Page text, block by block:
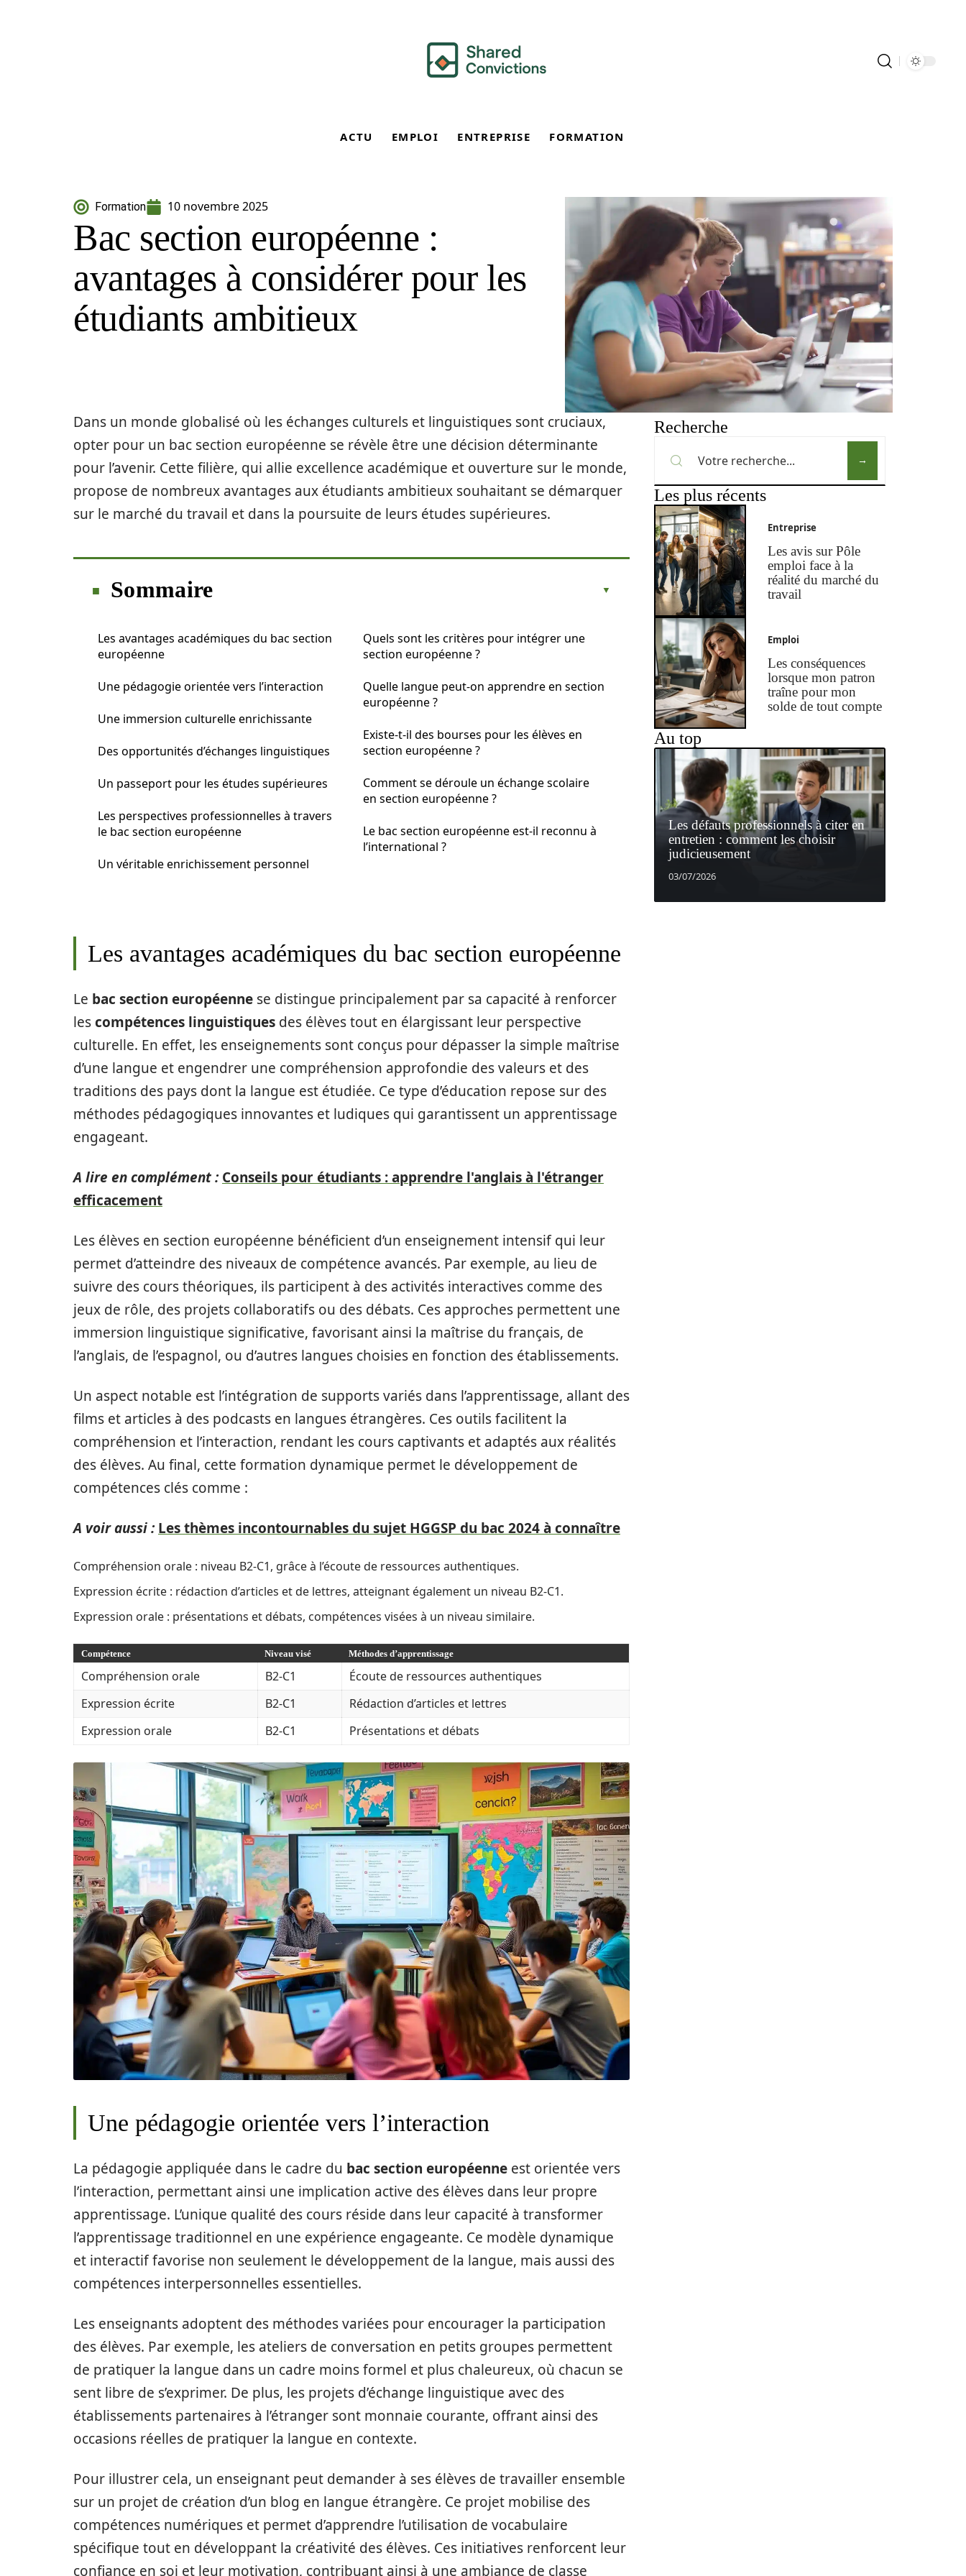
ACTU EMPLOI ENTREPRISE FORMATION
Formation 10 novembre 2025
Bac section européenne :
avantages à considérer pour les
étudiants ambitieux
Dans un monde globalisé où les échanges culturels et linguistiques sont cruciaux,
opter pour un bac section européenne se révèle être une décision déterminante
pour l’avenir. Cette filière, qui allie excellence académique et ouverture sur le monde,
propose de nombreux avantages aux étudiants ambitieux souhaitant se démarquer
sur le marché du travail et dans la poursuite de leurs études supérieures.
Sommaire
Les avantages académiques du bac section
européenne
Une pédagogie orientée vers l’interaction
Une immersion culturelle enrichissante
Des opportunités d’échanges linguistiques
Un passeport pour les études supérieures
Les perspectives professionnelles à travers
le bac section européenne
Un véritable enrichissement personnel
Quels sont les critères pour intégrer une
section européenne ?
Quelle langue peut-on apprendre en section
européenne ?
Existe-t-il des bourses pour les élèves en
section européenne ?
Comment se déroule un échange scolaire
en section européenne ?
Le bac section européenne est-il reconnu à
l’international ?
Les avantages académiques du bac section européenne
Le bac section européenne se distingue principalement par sa capacité à renforcer
lescompétences linguistiques des élèves tout en élargissant leur perspective
culturelle. En effet, les enseignements sont conçus pour dépasser la simple maîtrise
d’une langue et engendrer une compréhension approfondie des valeurs et des
traditions des pays dont la langue est étudiée. Ce type d’éducation repose sur des
méthodes pédagogiques innovantes et ludiques qui garantissent un apprentissage
engageant.
A lire en complément : Conseils pour étudiants : apprendre l'anglais à l'étranger
efficacement
Les élèves en section européenne bénéficient d’un enseignement intensif qui leur
permet d’atteindre des niveaux de compétence avancés. Par exemple, au lieu de
suivre des cours théoriques, ils participent à des activités interactives comme des
jeux de rôle, des projets collaboratifs ou des débats. Ces approches permettent une
immersion linguistique significative, favorisant ainsi la maîtrise du français, de
l’anglais, de l’espagnol, ou d’autres langues choisies en fonction des établissements.
Un aspect notable est l’intégration de supports variés dans l’apprentissage, allant des
films et articles à des podcasts en langues étrangères. Ces outils facilitent la
compréhension et l’interaction, rendant les cours captivants et adaptés aux réalités
des élèves. Au final, cette formation dynamique permet le développement de
compétences clés comme :
A voir aussi : Les thèmes incontournables du sujet HGGSP du bac 2024 à connaître
Compréhension orale : niveau B2-C1, grâce à l’écoute de ressources authentiques.
Expression écrite : rédaction d’articles et de lettres, atteignant également un niveau B2-C1.
Expression orale : présentations et débats, compétences visées à un niveau similaire.
Compétence Niveau visé Méthodes d’apprentissage
Compréhension orale B2-C1
Écoute de ressources authentiques
Expression écrite
B2-C1
Rédaction d’articles et lettres
Expression orale
B2-C1 Présentations et débats
Une pédagogie orientée vers l’interaction
La pédagogie appliquée dans le cadre du bac section européenne est orientée vers
l’interaction, permettant ainsi une implication active des élèves dans leur propre
apprentissage. L’unique qualité des cours réside dans leur capacité à transformer
l’apprentissage traditionnel en une expérience engageante. Ce modèle dynamique
et interactif favorise non seulement le développement de la langue, mais aussi des
compétences interpersonnelles essentielles.
Les enseignants adoptent des méthodes variées pour encourager la participation
des élèves. Par exemple, les ateliers de conversation en petits groupes permettent
de pratiquer la langue dans un cadre moins formel et plus chaleureux, où chacun se
sent libre de s’exprimer. De plus, les projets d’échange linguistique avec des
établissements partenaires à l’étranger sont monnaie courante, offrant ainsi des
occasions réelles de pratiquer la langue en contexte.
Pour illustrer cela, un enseignant peut demander à ses élèves de travailler ensemble
sur un projet de création d’un blog en langue étrangère. Ce projet mobilise des
compétences numériques et permet d’apprendre l’utilisation de vocabulaire
spécifique tout en développant la créativité des élèves. Ces initiatives renforcent leur
confiance en soi et leur motivation, contribuant ainsi à une ambiance de classe
Recherche
Les plus récents
Entreprise
Les avis sur Pôle
emploi face à la
réalité du marché du
travail
Emploi
Les conséquences
lorsque mon patron
traîne pour mon
solde de tout compte
Au top
Les défauts professionnels à citer en
entretien : comment les choisir
judicieusement
03/07/2026